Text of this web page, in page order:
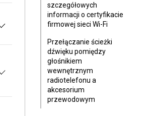
szczegółowych
informacji o certyfikacie
firmowej sieci Wi-Fi
Przełączanie ścieżki
dźwięku pomiędzy
głośnikiem
wewnętrznym
radiotelefonu a
akcesorium
przewodowym